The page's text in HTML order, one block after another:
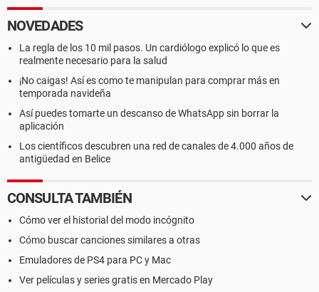
NOVEDADES
La regla de los 10 mil pasos. Un cardiólogo explicó lo que es
realmente necesario para la salud
¡No caigas! Así es como te manipulan para comprar más en
temporada navideña
Así puedes tomarte un descanso de WhatsApp sin borrar la
aplicación
Los científicos descubren una red de canales de 4.000 años de
antigüedad en Belice
CONSULTA TAMBIÉN
Cómo ver el historial del modo incógnito
Cómo buscar canciones similares a otras
Emuladores de PS4 para PC y Mac
Ver películas y series gratis en Mercado Play